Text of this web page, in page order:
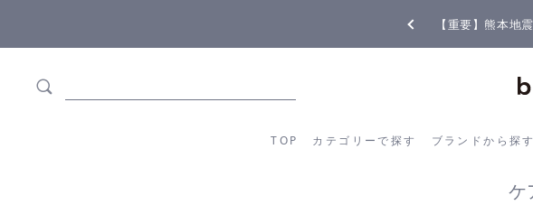
【重要】熊本地
TOP カテゴリーで探す ブランドから探す
カテゴリーから探す ブランドか
ケ